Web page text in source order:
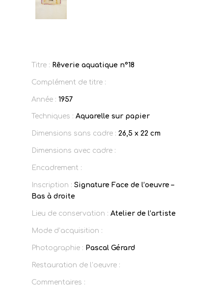
Titre : Rêverie aquatique n°18
Complément de titre :
Année : 1957
Techniques : Aquarelle sur papier
Dimensions sans cadre : 26,5 x 22 cm
Dimensions avec cadre :
Encadrement :
Inscription : Signature Face de l’oeuvre –
Bas à droite
Lieu de conservation : Atelier de l’artiste
Mode d’acquisition :
Photographie : Pascal Gérard
Restauration de l’oeuvre :
Commentaires :